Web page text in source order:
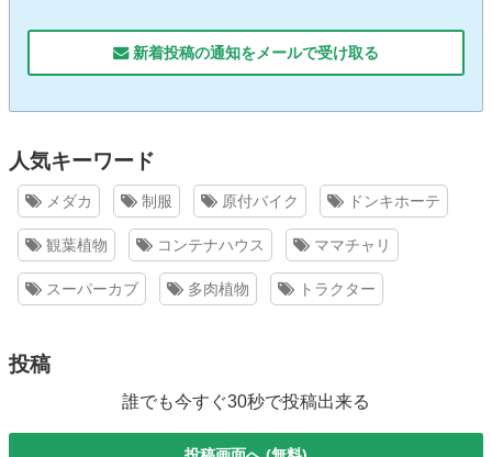
新着投稿の通知をメールで受け取る
人気キーワード
メダカ 制服 原付バイク ドンキホーテ
観葉植物 コンテナハウス ママチャリ
スーパーカブ 多肉植物 トラクター
投稿
誰でも今すぐ30秒で投稿出来る